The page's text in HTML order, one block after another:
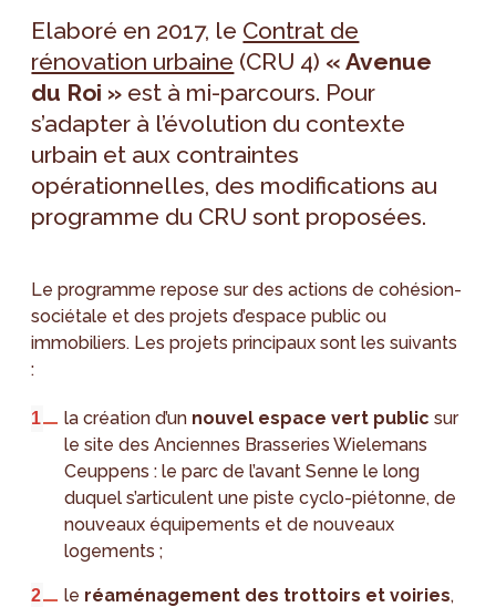
Elaboré en 2017, le Contrat de
rénovation urbaine (CRU 4) « Avenue
du Roi » est à mi-parcours. Pour
s’adapter à l’évolution du contexte
urbain et aux contraintes
opérationnelles, des modifications au
programme du CRU sont proposées.
Le programme repose sur des actions de cohésion-
sociétale et des projets d’espace public ou
immobiliers. Les projets principaux sont les suivants
:
la création d’un nouvel espace vert public sur
le site des Anciennes Brasseries Wielemans
Ceuppens : le parc de l’avant Senne le long
duquel s’articulent une piste cyclo-piétonne, de
nouveaux équipements et de nouveaux
logements ;
le réaménagement des trottoirs et voiries,